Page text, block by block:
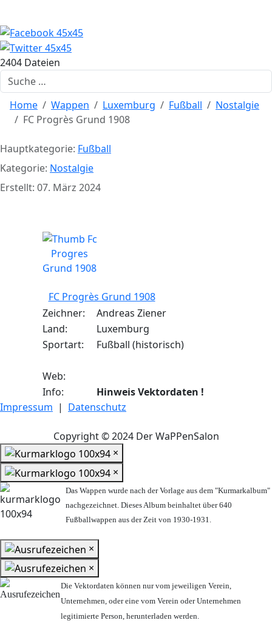
2404 Dateien
Suchen
Home Wappen Luxemburg Fußball
Nostalgie
FC Progrès Grund 1908
Hauptkategorie: Fußball
Kategorie: Nostalgie
Erstellt: 07. März 2024
FC Progrès Grund 1908
Zeichner:
Andreas Ziener
Land:
Luxemburg
Sportart:
Fußball (historisch)
Web:
Info:
Hinweis Vektordaten !
Impressum | Datenschutz
Copyright © 2024 Der WaPPenSalon
×
×
Das Wappen wurde nach der Vorlage aus dem "Kurmarkalbum"
nachgezeichnet. Dieses Album beinhaltet über 640
Fußballwappen aus der Zeit von 1930-1931.
×
×
Die Vektordaten können nur vom jeweiligen Verein,
Unternehmen, oder eine vom Verein oder Unternehmen
legitimierte Person, herunterladen werden.